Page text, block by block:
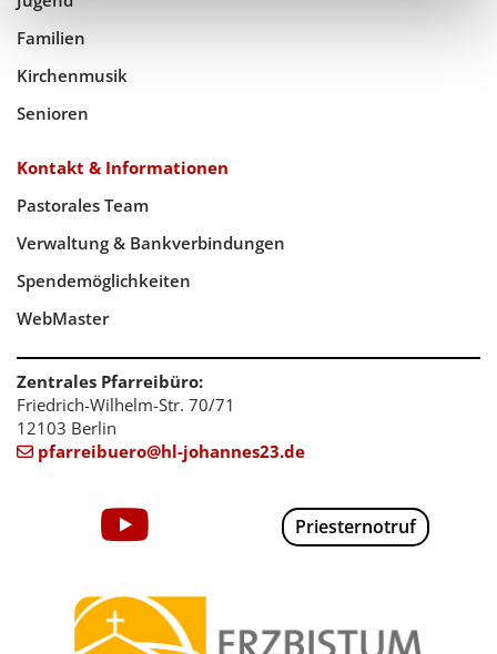
Familien
Kirchenmusik
Senioren
Kontakt & Informationen
Pastorales Team
Verwaltung & Bankverbindungen
Spendemöglichkeiten
WebMaster
Zentrales Pfarreibüro:
Friedrich-Wilhelm-Str. 70/71
12103 Berlin
 pfarreibuero@hl-johannes23.de
Priesternotruf